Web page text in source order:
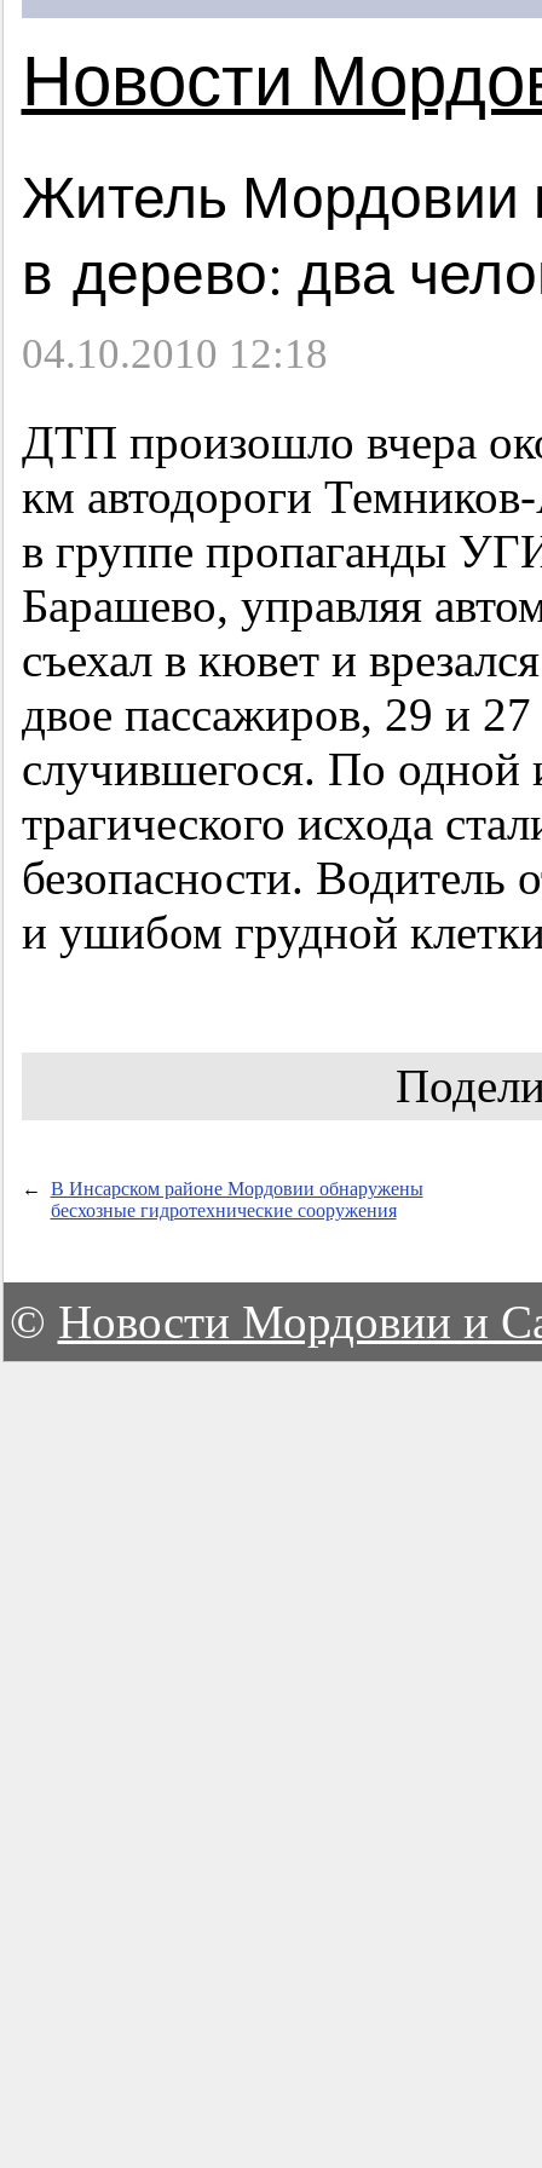
Новости
Житель Мордовии
в дерево: два
04.10.2010 12:18
ДТП произошло вчера
км автодороги
в группе пропаганды
Барашево, управляя
съехал в кювет и
двое пассажиров, 29 и 27
случившегося. По одной
трагического исхода
безопасности. Водитель
и ушибом грудной
←
В Инсарском районе Мордовии обнаружены
бесхозные гидротехнические сооружения
© Новости Мордовии и